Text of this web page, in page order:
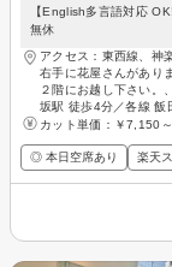
【English多言語対応
無休
アクセス：東西線、神
右手に花屋さんがあり
２階にお越し下さい。
坂駅 徒歩4分／各線 飯
カット単価： ￥7,150～
◎ 本日空席あり 楽天